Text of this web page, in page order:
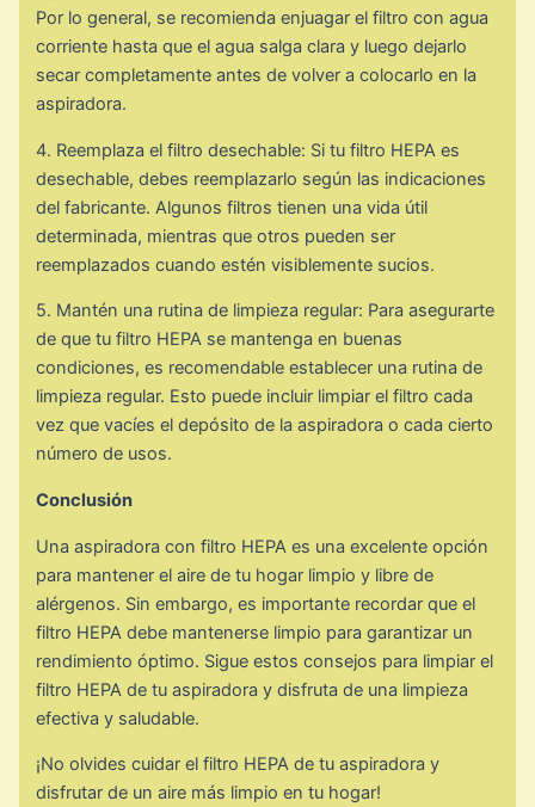
Por lo general, se recomienda enjuagar el filtro con agua
corriente hasta que el agua salga clara y luego dejarlo
secar completamente antes de volver a colocarlo en la
aspiradora.
4. Reemplaza el filtro desechable: Si tu filtro HEPA es
desechable, debes reemplazarlo según las indicaciones
del fabricante. Algunos filtros tienen una vida útil
determinada, mientras que otros pueden ser
reemplazados cuando estén visiblemente sucios.
5. Mantén una rutina de limpieza regular: Para asegurarte
de que tu filtro HEPA se mantenga en buenas
condiciones, es recomendable establecer una rutina de
limpieza regular. Esto puede incluir limpiar el filtro cada
vez que vacíes el depósito de la aspiradora o cada cierto
número de usos.
Conclusión
Una aspiradora con filtro HEPA es una excelente opción
para mantener el aire de tu hogar limpio y libre de
alérgenos. Sin embargo, es importante recordar que el
filtro HEPA debe mantenerse limpio para garantizar un
rendimiento óptimo. Sigue estos consejos para limpiar el
filtro HEPA de tu aspiradora y disfruta de una limpieza
efectiva y saludable.
¡No olvides cuidar el filtro HEPA de tu aspiradora y
disfrutar de un aire más limpio en tu hogar!